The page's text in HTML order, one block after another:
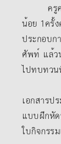
ครูควร
น้อย 1ครั้
ประกอบก
ศัพท์ แล้ว
ไปทบทวน
เอกสารป
แบบฝึกหั
ใบกิจกรร